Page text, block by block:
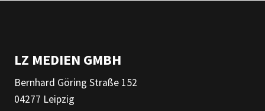
LZ MEDIEN GMBH
Bernhard Göring Straße 152
04277 Leipzig